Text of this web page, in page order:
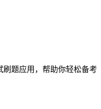
题应用，帮助你轻松备考